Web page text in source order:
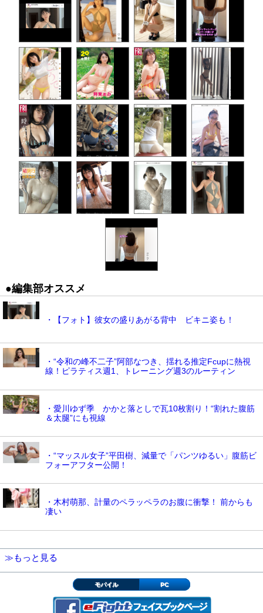
●編集部オススメ
・【フォト】彼女の盛りあがる背中 ビキニ姿も！
・“令和の峰不二子”阿部なつき、揺れる推定Fcupに熱視
線！ピラティス週1、トレーニング週3のルーティン
・愛川ゆず季 かかと落としで瓦10枚割り！“割れた腹筋
＆太腿”にも視線
・“マッスル女子”平田樹、減量で「パンツゆるい」腹筋ビ
フォーアフター公開！
・木村萌那、計量のペラッペラのお腹に衝撃！ 前からも
凄い
≫もっと見る
モバイル PC